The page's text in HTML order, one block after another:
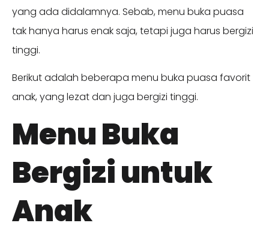
yang ada didalamnya. Sebab, menu buka puasa
tak hanya harus enak saja, tetapi juga harus bergizi
tinggi.
Berikut adalah beberapa menu buka puasa favorit
anak, yang lezat dan juga bergizi tinggi.
Menu Buka
Bergizi untuk
Anak